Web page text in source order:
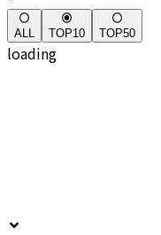
ALL TOP10 TOP50
loading